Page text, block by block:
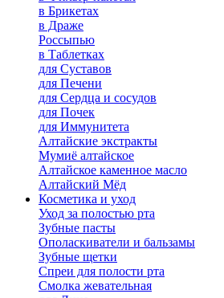
в Брикетах
в Драже
Россыпью
в Таблетках
для Cуставов
для Печени
для Сердца и сосудов
для Почек
для Иммунитета
Алтайские экстракты
Мумиё алтайское
Алтайское каменное масло
Алтайский Мёд
Косметика и уход
Уход за полостью рта
Зубные пасты
Ополаскиватели и бальзамы
Зубные щетки
Спреи для полости рта
Смолка жевательная